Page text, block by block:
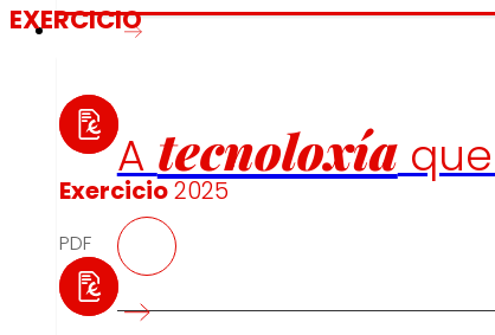
Innovación
A tecnoloxíaque
EXERCICIO
Exercicio2025
PDF